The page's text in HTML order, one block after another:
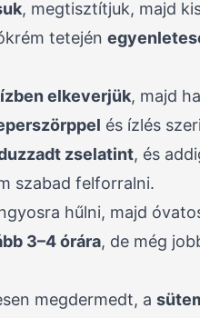
, megtisztítjuk, majd
tetején
elkeverjük, majd
és ízlés
zselatint, és
szabad felforralni.
hűlni, majd
3–4 órára, de még
megdermedt, a